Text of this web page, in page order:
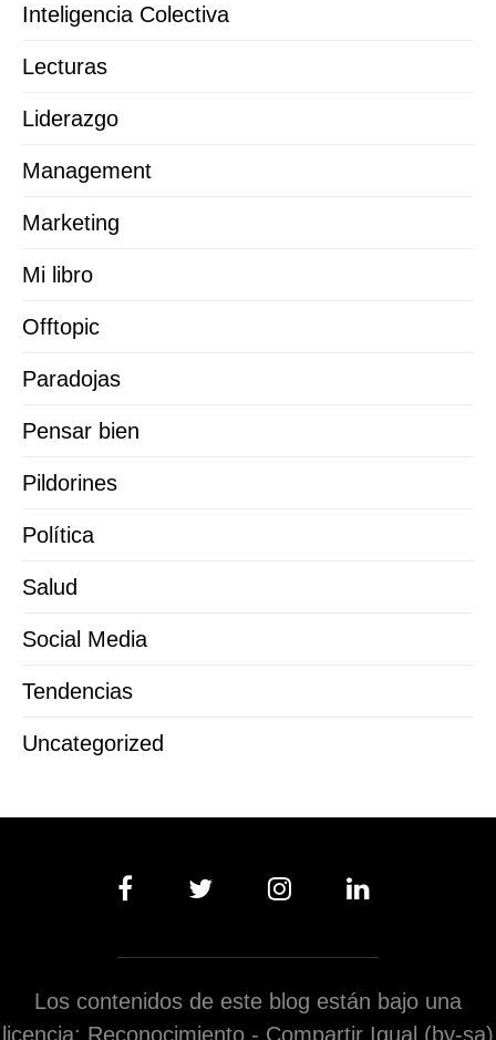
Inteligencia Colectiva
Lecturas
Liderazgo
Management
Marketing
Mi libro
Offtopic
Paradojas
Pensar bien
Pildorines
Política
Salud
Social Media
Tendencias
Uncategorized
Los contenidos de este blog están bajo una
licencia: Reconocimiento - Compartir Igual (by-sa)